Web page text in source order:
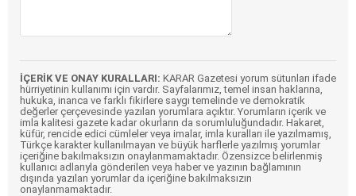
İÇERİK VE ONAY KURALLARI: KARAR Gazetesi yorum sütunları ifade
hürriyetinin kullanımı için vardır. Sayfalarımız, temel insan haklarına,
hukuka, inanca ve farklı fikirlere saygı temelinde ve demokratik
değerler çerçevesinde yazılan yorumlara açıktır. Yorumların içerik ve
imla kalitesi gazete kadar okurların da sorumluluğundadır. Hakaret,
küfür, rencide edici cümleler veya imalar, imla kuralları ile yazılmamış,
Türkçe karakter kullanılmayan ve büyük harflerle yazılmış yorumlar
içeriğine bakılmaksızın onaylanmamaktadır. Özensizce belirlenmiş
kullanıcı adlarıyla gönderilen veya haber ve yazının bağlamının
dışında yazılan yorumlar da içeriğine bakılmaksızın
onaylanmamaktadır.